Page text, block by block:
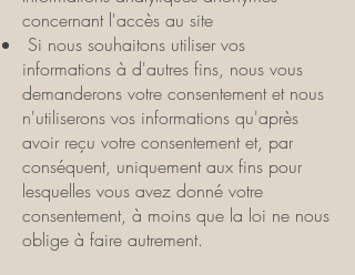
concernant l'accès au site
Si nous souhaitons utiliser vos
informations à d'autres fins, nous vous
demanderons votre consentement et nous
n'utiliserons vos informations qu'après
avoir reçu votre consentement et, par
conséquent, uniquement aux fins pour
lesquelles vous avez donné votre
consentement, à moins que la loi ne nous
oblige à faire autrement.